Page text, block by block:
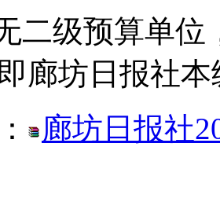
二级预算单位
廊坊日报社
廊坊日报社